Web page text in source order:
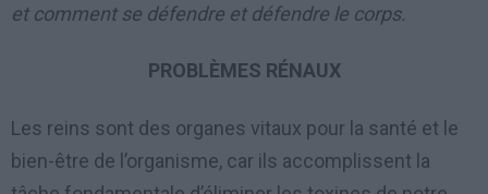
et comment se défendre et défendre le corps.
PROBLÈMES RÉNAUX
Les reins sont des organes vitaux pour la santé et le
bien-être de l’organisme, car ils accomplissent la